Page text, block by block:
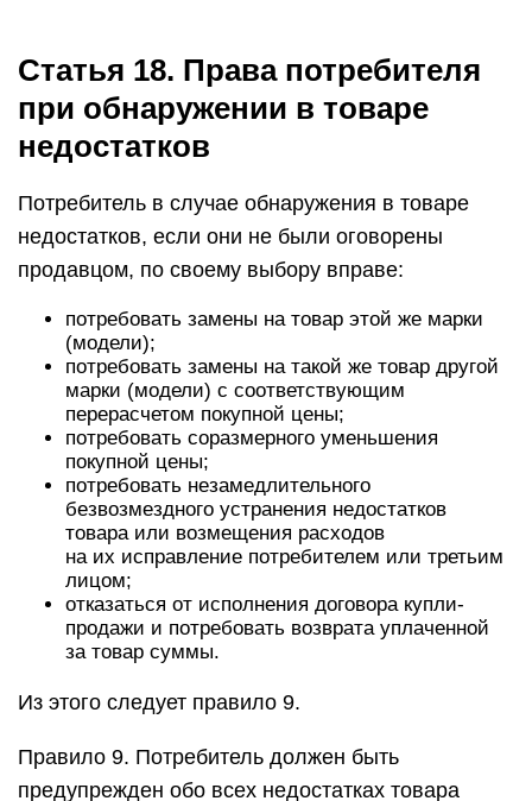
Статья 18. Права потребителя
при обнаружении в товаре
недостатков
Потребитель в случае обнаружения в товаре
недостатков, если они не были оговорены
продавцом, по своему выбору вправе:
потребовать замены на товар этой же марки
(модели);
потребовать замены на такой же товар другой
марки (модели) с соответствующим
перерасчетом покупной цены;
потребовать соразмерного уменьшения
покупной цены;
потребовать незамедлительного
безвозмездного устранения недостатков
товара или возмещения расходов
на их исправление потребителем или третьим
лицом;
отказаться от исполнения договора купли-
продажи и потребовать возврата уплаченной
за товар суммы.
Из этого следует правило 9.
Правило 9. Потребитель должен быть
предупрежден обо всех недостатках товара